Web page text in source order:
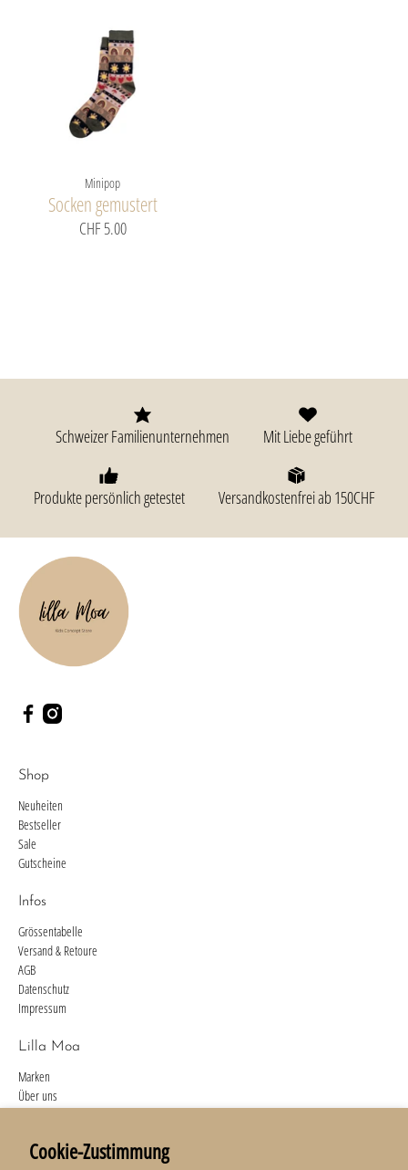
Cookie-Zustimmung
Minipop
Socken gemustert
CHF 5.00
Schweizer Familienunternehmen Mit Liebe geführt
Produkte persönlich getestet Versandkostenfrei ab 150CHF
Shop
Neuheiten
Bestseller
Sale
Gutscheine
Infos
Grössentabelle
Versand & Retoure
AGB
Datenschutz
Impressum
Lilla Moa
Marken
Über uns
Newsletter